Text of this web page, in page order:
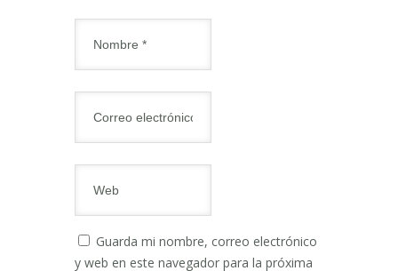
Guarda mi nombre, correo electrónico
y web en este navegador para la próxima